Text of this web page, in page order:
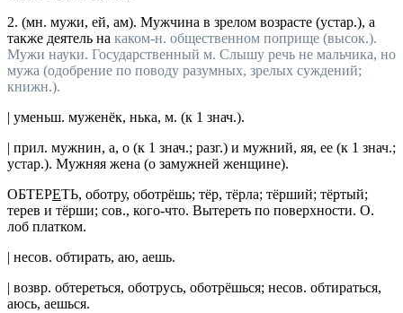
2. (мн. мужи, ей, ам). Мужчина в зрелом возрасте (устар.), а
также деятель на каком-н. общественном поприще (высок.).
Мужи науки. Государственный м. Слышу речь не мальчика, но
мужа (одобрение по поводу разумных, зрелых суждений;
книжн.).
| уменьш. муженёк, нька, м. (к 1 знач.).
| прил. мужнин, а, о (к 1 знач.; разг.) и мужний, яя, ее (к 1 знач.;
устар.). Мужняя жена (о замужней женщине).
ОБТЕРЕТЬ, оботру, оботрёшь; тёр, тёрла; тёрший; тёртый;
терев и тёрши; сов., кого-что. Вытереть по поверхности. О.
лоб платком.
| несов. обтирать, аю, аешь.
| возвр. обтереться, оботрусь, оботрёшься; несов. обтираться,
аюсь, аешься.